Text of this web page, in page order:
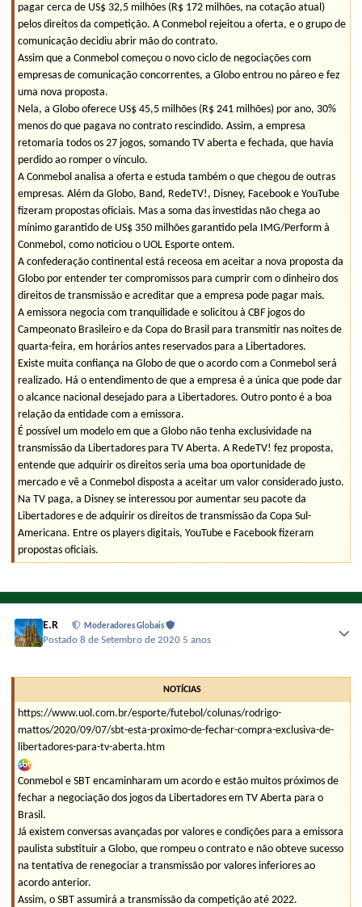
pagar cerca de US$ 32,5 milhões (R$ 172 milhões, na cotação atual)
pelos direitos da competição. A Conmebol rejeitou a oferta, e o grupo de
comunicação decidiu abrir mão do contrato.
Assim que a Conmebol começou o novo ciclo de negociações com
empresas de comunicação concorrentes, a Globo entrou no páreo e fez
uma nova proposta.
Nela, a Globo oferece US$ 45,5 milhões (R$ 241 milhões) por ano, 30%
menos do que pagava no contrato rescindido. Assim, a empresa
retomaria todos os 27 jogos, somando TV aberta e fechada, que havia
perdido ao romper o vínculo.
A Conmebol analisa a oferta e estuda também o que chegou de outras
empresas. Além da Globo, Band, RedeTV!, Disney, Facebook e YouTube
fizeram propostas oficiais. Mas a soma das investidas não chega ao
mínimo garantido de US$ 350 milhões garantido pela IMG/Perform à
Conmebol, como noticiou o UOL Esporte ontem.
A confederação continental está receosa em aceitar a nova proposta da
Globo por entender ter compromissos para cumprir com o dinheiro dos
direitos de transmissão e acreditar que a empresa pode pagar mais.
A emissora negocia com tranquilidade e solicitou à CBF jogos do
Campeonato Brasileiro e da Copa do Brasil para transmitir nas noites de
quarta-feira, em horários antes reservados para a Libertadores.
Existe muita confiança na Globo de que o acordo com a Conmebol será
realizado. Há o entendimento de que a empresa é a única que pode dar
o alcance nacional desejado para a Libertadores. Outro ponto é a boa
relação da entidade com a emissora.
É possível um modelo em que a Globo não tenha exclusividade na
transmissão da Libertadores para TV Aberta. A RedeTV! fez proposta,
entende que adquirir os direitos seria uma boa oportunidade de
mercado e vê a Conmebol disposta a aceitar um valor considerado justo.
Na TV paga, a Disney se interessou por aumentar seu pacote da
Libertadores e de adquirir os direitos de transmissão da Copa Sul-
Americana. Entre os players digitais, YouTube e Facebook fizeram
propostas oficiais.
E.R Moderadores Globais
Postado8 de Setembro de 2020 5 anos
NOTÍCIAS
https://www.uol.com.br/esporte/futebol/colunas/rodrigo-
mattos/2020/09/07/sbt-esta-proximo-de-fechar-compra-exclusiva-de-
libertadores-para-tv-aberta.htm
Conmebol e SBT encaminharam um acordo e estão muitos próximos de
fechar a negociação dos jogos da Libertadores em TV Aberta para o
Brasil.
Já existem conversas avançadas por valores e condições para a emissora
paulista substituir a Globo, que rompeu o contrato e não obteve sucesso
na tentativa de renegociar a transmissão por valores inferiores ao
acordo anterior.
Assim, o SBT assumirá a transmissão da competição até 2022.